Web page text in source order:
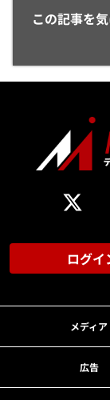
この記事を
ログイ
メディア
広告